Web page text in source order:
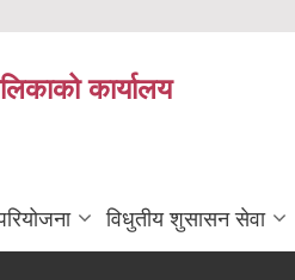
कार्यालय
विधुतीय शुसासन सेवा